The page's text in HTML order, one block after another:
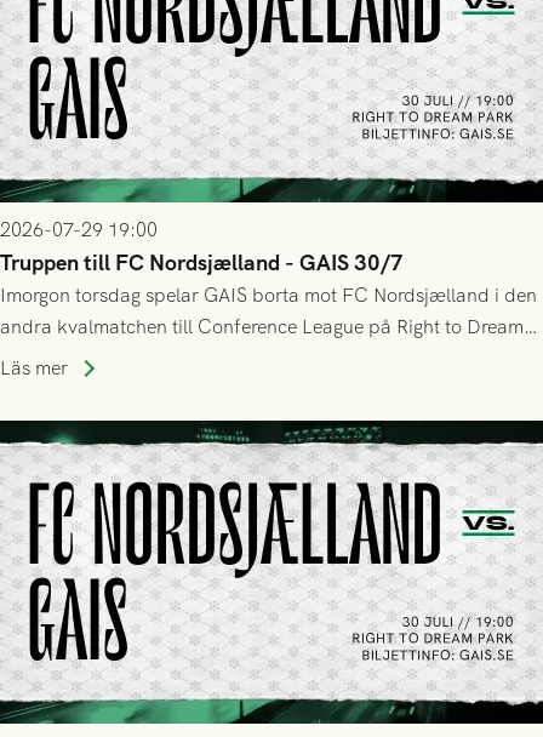
2026-07-29 19:00
Truppen till FC Nordsjælland - GAIS 30/7
Imorgon torsdag spelar GAIS borta mot FC Nordsjælland i den
andra kvalmatchen till Conference League på Right to Dream
Park! Fredrik Holmberg och ledarstaben har tagit ut följande
Läs mer